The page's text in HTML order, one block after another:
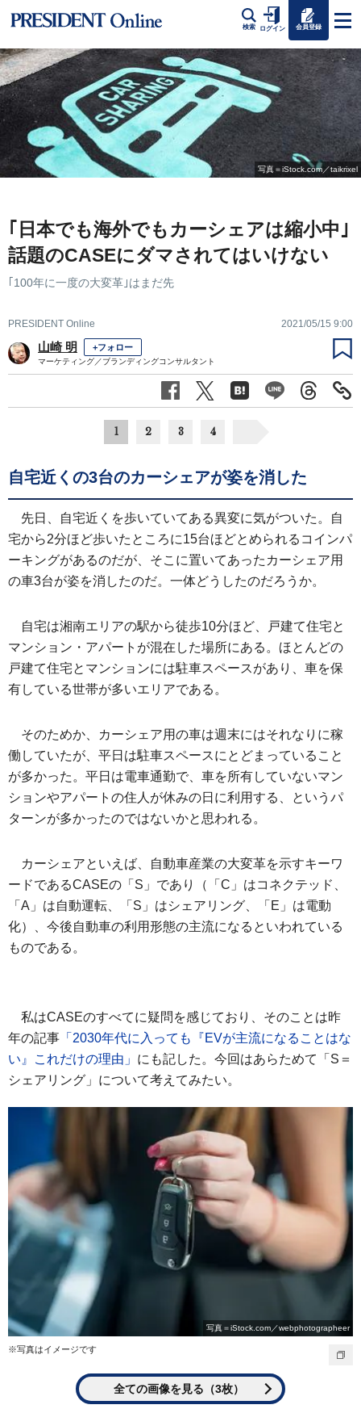
検索 ログイン 会員登録
写真＝iStock.com／taikrixel
｢日本でも海外でもカーシェアは縮小中｣
話題のCASEにダマされてはいけない
｢100年に一度の大変革｣はまだ先
PRESIDENT Online 2021/05/15 9:00
山崎 明 +フォロー
マーケティング／ブランディングコンサルタント
1 2 3 4
自宅近くの3台のカーシェアが姿を消した
先日、自宅近くを歩いていてある異変に気がついた。自
宅から2分ほど歩いたところに15台ほどとめられるコインパ
ーキングがあるのだが、そこに置いてあったカーシェア用
の車3台が姿を消したのだ。一体どうしたのだろうか。
自宅は湘南エリアの駅から徒歩10分ほど、戸建て住宅と
マンション・アパートが混在した場所にある。ほとんどの
戸建て住宅とマンションには駐車スペースがあり、車を保
有している世帯が多いエリアである。
そのためか、カーシェア用の車は週末にはそれなりに稼
働していたが、平日は駐車スペースにとどまっていること
が多かった。平日は電車通勤で、車を所有していないマン
ションやアパートの住人が休みの日に利用する、というパ
ターンが多かったのではないかと思われる。
カーシェアといえば、自動車産業の大変革を示すキーワ
ードであるCASEの「S」であり（「C」はコネクテッド、
「A」は自動運転、「S」はシェアリング、「E」は電動
化）、今後自動車の利用形態の主流になるといわれている
ものである。
私はCASEのすべてに疑問を感じており、そのことは昨
年の記事 「2030年代に入っても『EVが主流になることはな
い』これだけの理由」 にも記した。今回はあらためて「S＝
シェアリング」について考えてみたい。
写真＝iStock.com／webphotographeer
※写真はイメージです
全ての画像を見る（3枚）